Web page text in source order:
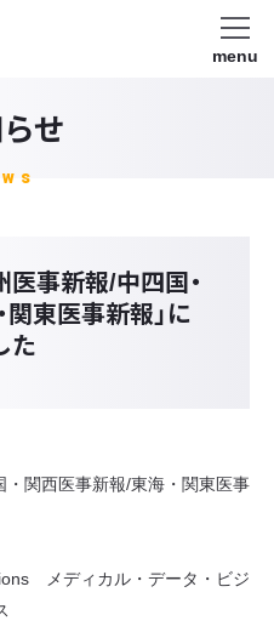
menu
せ
医事新報/中四国・
東医事新報」に
た
・関西医事新報/東海・関東医事
メディカル・データ・ビジ